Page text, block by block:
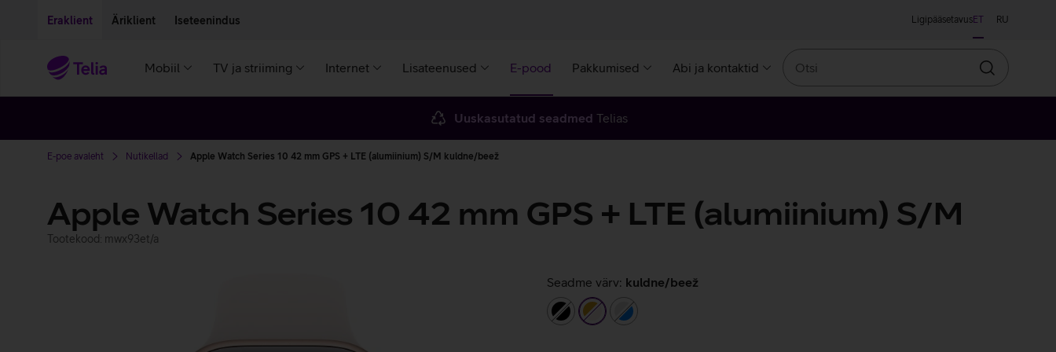
Eraklient Äriklient Iseteenindus LigipääsetavusET RU
Mobiil TV ja striiming Internet Lisateenused E-pood Pakkumised Abi ja kontaktid
Otsin
Uuskasutatud seadmed Telias
E-poe avaleht Nutikellad Apple Watch Series 10 42 mm GPS + LTE (alumiinium) S/M kuldne/beež
Apple Watch Series 10 42 mm GPS + LTE (alumiinium) S/M
Tootekood: mwx93et/a
Seadme värv: kuldne/beež
mustkuldne/beežhõbedane/sinine